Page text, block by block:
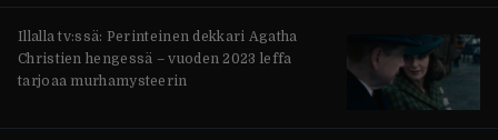
Illalla tv:ssä: Perinteinen dekkari Agatha
Christien hengessä – vuoden 2023 leffa
tarjoaa murhamysteerin